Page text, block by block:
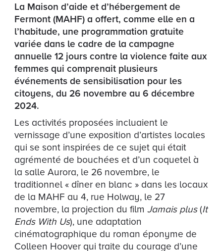
La Maison d’aide et d’hébergement de
Fermont (MAHF) a offert, comme elle en a
l’habitude, une programmation gratuite
variée dans le cadre de la campagne
annuelle 12 jours contre la violence faite aux
femmes qui comprenait plusieurs
événements de sensibilisation pour les
citoyens, du 26 novembre au 6 décembre
2024.
Les activités proposées incluaient le
vernissage d’une exposition d’artistes locales
qui se sont inspirées de ce sujet qui était
agrémenté de bouchées et d’un coquetel à
la salle Aurora, le 26 novembre, le
traditionnel « dîner en blanc » dans les locaux
de la MAHF au 4, rue Holway, le 27
novembre, la projection du film Jamais plus(It
Ends With Us), une adaptation
cinématographique du roman éponyme de
Colleen Hoover qui traite du courage d’une